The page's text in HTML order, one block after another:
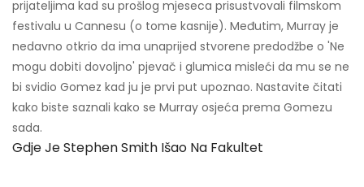
prijateljima kad su prošlog mjeseca prisustvovali filmskom
festivalu u Cannesu (o tome kasnije). Međutim, Murray je
nedavno otkrio da ima unaprijed stvorene predodžbe o 'Ne
mogu dobiti dovoljno' pjevač i glumica misleći da mu se ne
bi svidio Gomez kad ju je prvi put upoznao. Nastavite čitati
kako biste saznali kako se Murray osjeća prema Gomezu
sada.
Gdje Je Stephen Smith Išao Na Fakultet